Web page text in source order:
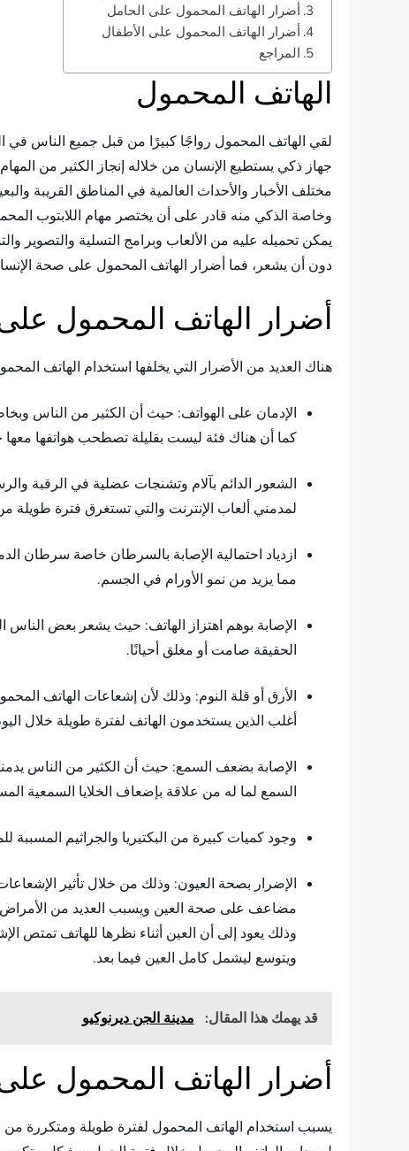
أضرار الهاتف المحمول على الحامل
أضرار الهاتف المحمول على الأطفال
المراجع
الهاتف المحمول
لقي الهاتف المحمول رواجًا كبيرًا من قبل جميع الناس في
جهاز ذكي يستطيع الإنسان من خلاله إنجاز الكثير من
مختلف الأخبار والأحداث العالمية في المناطق القريبة
وخاصة الذكي منه قادر على أن يختصر مهام اللابتوب
يمكن تحميله عليه من الألعاب وبرامج التسلية والتصوير
دون أن يشعر، فما أضرار الهاتف المحمول على صحة
أضرار الهاتف المحمول
هناك العديد من الأضرار التي يخلفها استخدام الهاتف
الإدمان على الهواتف: حيث أن الكثير من الناس
كما أن هناك فئة ليست بقليلة تصطحب هواتفها معها
الشعور الدائم بآلام وتشنجات عضلية في الرقبة
لمدمني ألعاب الإنترنت والتي تستغرق فترة طويلة
ازدياد احتمالية الإصابة بالسرطان خاصة سرطان
مما يزيد من نمو الأورام في الجسم.
الإصابة بوهم اهتزاز الهاتف: حيث يشعر بعض الناس
الحقيقة صامت أو مغلق أحيانًا.
الأرق أو قلة النوم: وذلك لأن إشعاعات الهاتف
أغلب الذين يستخدمون الهاتف لفترة طويلة خلال
الإصابة بضعف السمع: حيث أن الكثير من الناس
السمع لما له من علاقة بإضعاف الخلايا السمعية
وجود كميات كبيرة من البكتيريا والجراثيم
الإضرار بصحة العيون: وذلك من خلال تأثير
مضاعف على صحة العين ويسبب العديد من الأمراض
وذلك يعود إلى أن العين أثناء نظرها للهاتف تمتص
ويتوسع ليشمل كامل العين فيما بعد.
قد يهمك هذا المقال: مدينة الجن ديرنوكيو
أضرار الهاتف المحمول
يسبب استخدام الهاتف المحمول لفترة طويلة ومتكررة